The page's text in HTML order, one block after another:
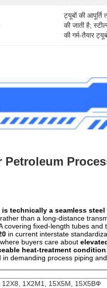
ट्यूबों की आपूर्ति
की जाती है;
की गर्म-तैयार
Petroleum
is technically a seamless
, rather than a long-distance
covering fixed-length tubes
in current interstate
buyers care about
heat-treatment condition
demanding process piping
12Х8, 1Х2М1, 15Х5М, 15Х5ВФ